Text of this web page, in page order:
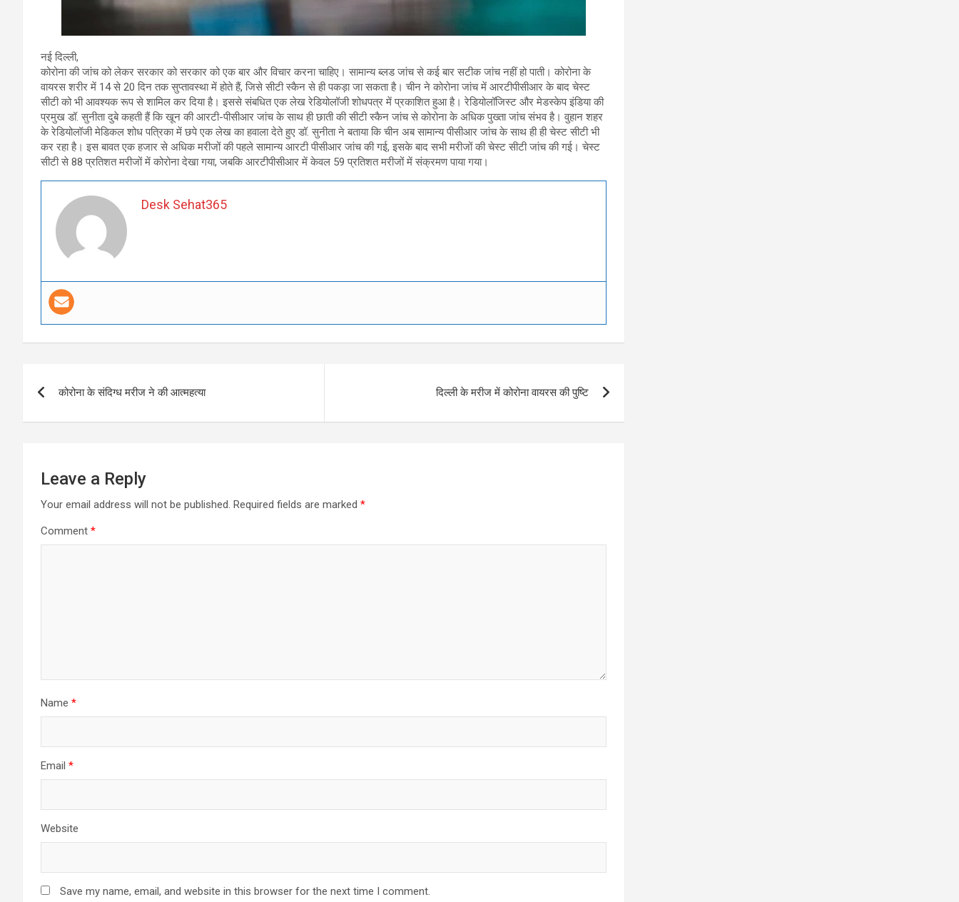
नई दिल्ली,
कोरोना की जांच को लेकर सरकार को सरकार को एक बार और विचार करना चाहिए। सामान्य ब्लड जांच से कई बार सटीक जांच नहीं हो पाती। कोरोना के
वायरस शरीर में 14 से 20 दिन तक सुप्तावस्था में होते हैं, जिसे सीटी स्कैन से ही पकड़ा जा सकता है। चीन ने कोरोना जांच में आरटीपीसीआर के बाद चेस्ट
सीटी को भी आवश्यक रूप से शामिल कर दिया है। इससे संबधित एक लेख रेडियोलॉजी शोधपत्र में प्रकाशित हुआ है। रेडियोलॉजिस्ट और मेडस्केप इंडिया की
प्रमुख डॉ. सुनीता दुबे कहती हैं कि खून की आरटी-पीसीआर जांच के साथ ही छाती की सीटी स्कैन जांच से कोरोना के अधिक पुख्ता जांच संभव है। वुहान शहर
के रेडियोलॉजी मेडिकल शोध पत्रिका में छपे एक लेख का हवाला देते हुए डॉ. सुनीता ने बताया कि चीन अब सामान्य पीसीआर जांच के साथ ही ही चेस्ट सीटी भी
कर रहा है। इस बावत एक हजार से अधिक मरीजों की पहले सामान्य आरटी पीसीआर जांच की गई, इसके बाद सभी मरीजों की चेस्ट सीटी जांच की गई। चेस्ट
सीटी से 88 प्रतिशत मरीजों में कोरोना देखा गया, जबकि आरटीपीसीआर में केवल 59 प्रतिशत मरीजों में संक्रमण पाया गया।
Desk Sehat365
navigation
कोरोना के संदिग्ध मरीज ने की आत्महत्या दिल्ली के मरीज में कोरोना वायरस की पुष्टि
Leave a Reply
Your email address will not be published. Required fields are marked *
Comment *
Name *
Email *
Website
Save my name, email, and website in this browser for the next time I comment.